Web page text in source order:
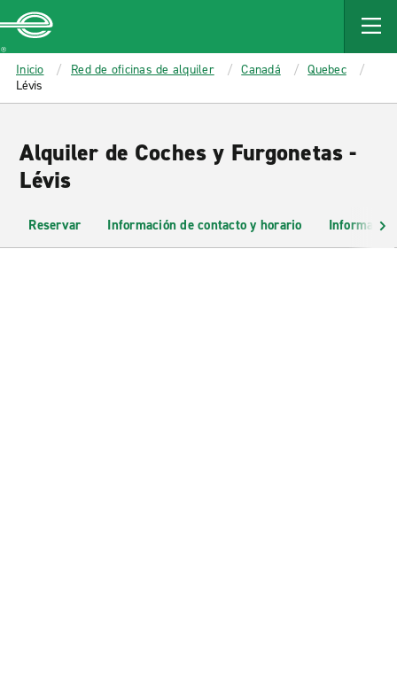
MAIN
CONTENT
Enterprise
Inicio Red de oficinas de alquiler Canadá
Quebec
Lévis
Alquiler de Coches y Furgonetas -
Lévis
Reservar Información de contacto y horario